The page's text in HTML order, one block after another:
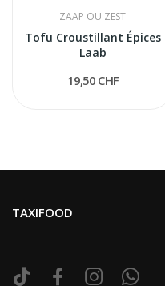
ZAAP OU ZEST
Tofu Croustillant Épices
Laab
19,50 CHF
TAXIFOOD